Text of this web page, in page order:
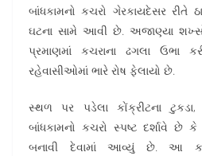
બાંધકામનો કચરો ગેરકાયદેસર રીતે
ઘટના સામે આવી છે. અજાણ્યા શખ્સો
પ્રમાણમાં કચરાના ઢગલા ઉભા
રહેવાસીઓમાં ભારે રોષ ફેલાયો છે.
સ્થળ પર પડેલા કોંક્રીટના
બાંધકામનો કચરો સ્પષ્ટ દર્શાવે છે
બનાવી દેવામાં આવ્યું છે. આ